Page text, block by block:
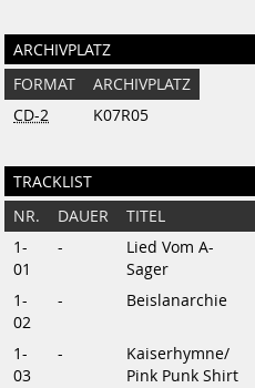
ARCHIVPLATZ
FORMAT
ARCHIVPLATZ
CD-2
K07R05
TRACKLIST
NR. DAUER TITEL
1-
01
-
Lied Vom A-
Sager
1-
02
- Beislanarchie
1-
03
-
Kaiserhymne/
Pink Punk Shirt